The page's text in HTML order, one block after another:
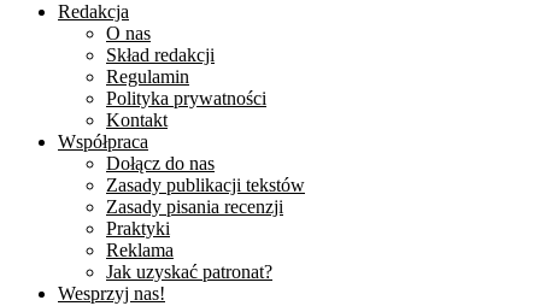
Redakcja
O nas
Skład redakcji
Regulamin
Polityka prywatności
Kontakt
Współpraca
Dołącz do nas
Zasady publikacji tekstów
Zasady pisania recenzji
Praktyki
Reklama
Jak uzyskać patronat?
Wesprzyj nas!